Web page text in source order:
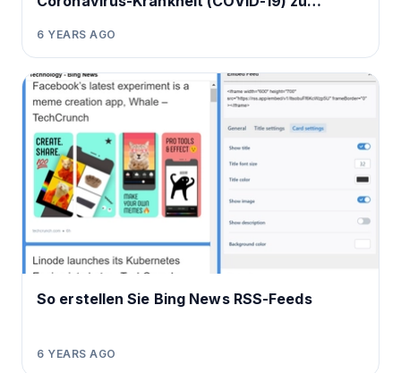
6 YEARS AGO
So erstellen Sie Bing News RSS-Feeds
6 YEARS AGO